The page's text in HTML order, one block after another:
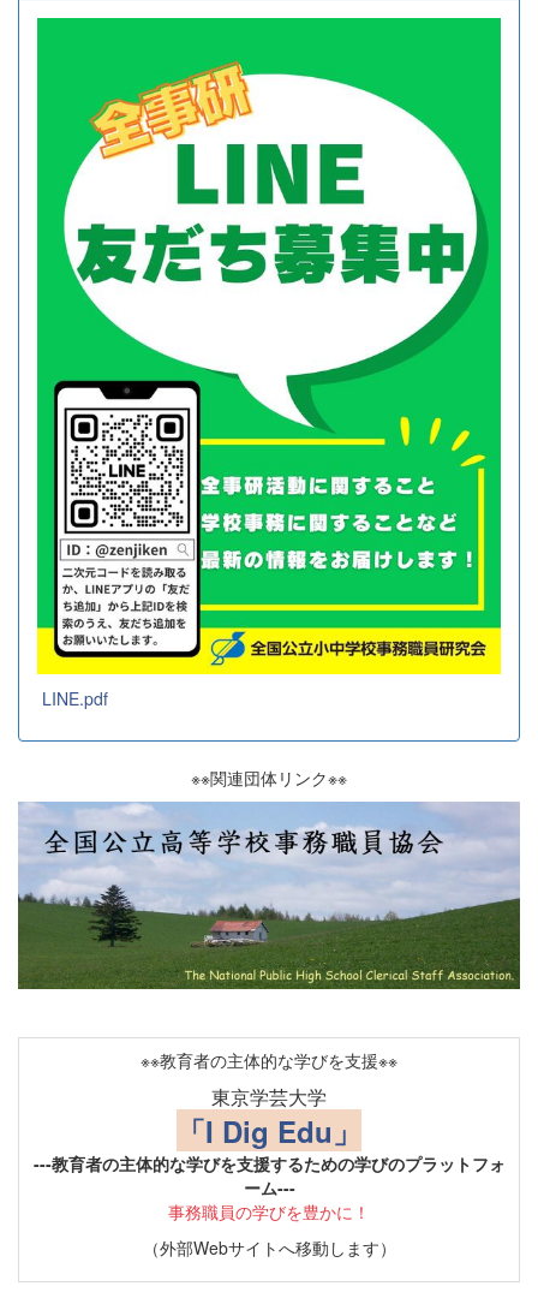
LINE.pdf
※※関連団体リンク※※
※※教育者の主体的な学びを支援※※
東京学芸大学
「I Dig Edu」
---教育者の主体的な学びを支援するための学びのプラットフォ
ーム---
事務職員の学びを豊かに！
（外部Webサイトへ移動します）